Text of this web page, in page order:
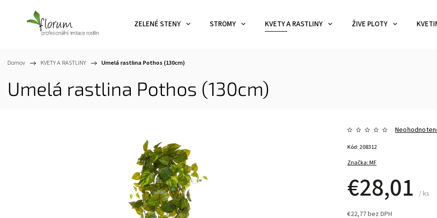
ZELENÉ STENY STROMY KVETY A RASTLINY ŽIVE PLOTY
Domov / KVETY A RASTLINY / Umelá rastlina Pothos (130cm)
Umelá rastlina Pothos (130cm)
Značka:MF
€28,01/ ks
€22,77 bez DPH
Kód:208312